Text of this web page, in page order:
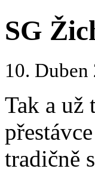
SG
10.
Tak a už
tradičně